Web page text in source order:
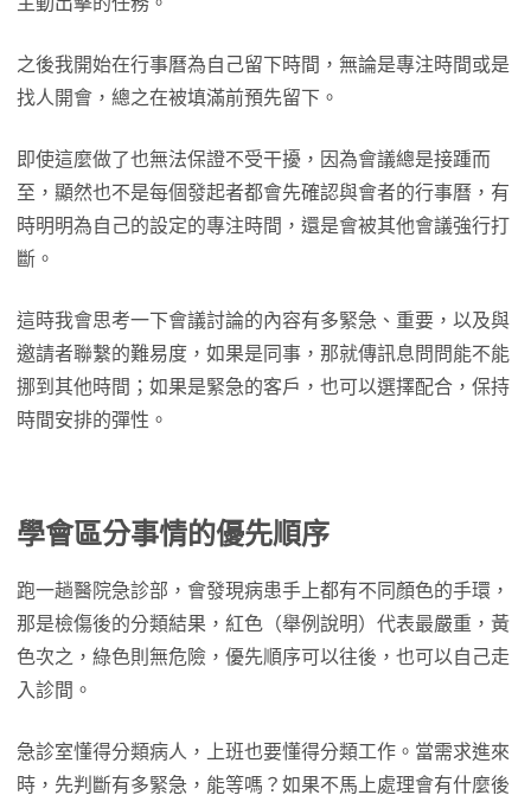
之後我開始在行事曆為自己留下時間，無論是專注時間或是
找人開會，總之在被填滿前預先留下。
即使這麼做了也無法保證不受干擾，因為會議總是接踵而
至，顯然也不是每個發起者都會先確認與會者的行事曆，有
時明明為自己的設定的專注時間，還是會被其他會議強行打
斷。
這時我會思考一下會議討論的內容有多緊急、重要，以及與
邀請者聯繫的難易度，如果是同事，那就傳訊息問問能不能
挪到其他時間；如果是緊急的客戶，也可以選擇配合，保持
時間安排的彈性。
學會區分事情的優先順序
跑一趟醫院急診部，會發現病患手上都有不同顏色的手環，
那是檢傷後的分類結果，紅色（舉例說明）代表最嚴重，黃
色次之，綠色則無危險，優先順序可以往後，也可以自己走
入診間。
急診室懂得分類病人，上班也要懂得分類工作。當需求進來
時，先判斷有多緊急，能等嗎？如果不馬上處理會有什麼後